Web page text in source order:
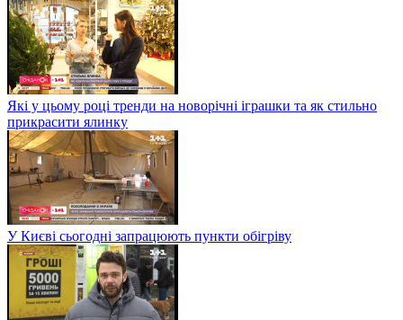
Які у цьому році тренди на новорічні іграшки та як стильно
прикрасити ялинку
У Києві сьогодні запрацюють пункти обігріву